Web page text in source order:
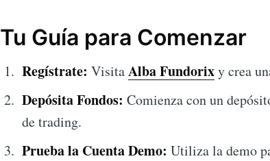
Tu Guía para Comenzar
Regístrate: VisitaAlba Fundorixy crea
Depósita Fondos: Comienza con un
de trading.
Prueba la Cuenta Demo: Utiliza la demo